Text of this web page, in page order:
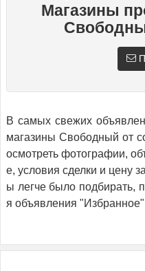
Магазины
В самых свежих
магазины Свободный от
осмотреть фотографии,
е, условия сделки и цену
ы легче было подбирать,
я объявления